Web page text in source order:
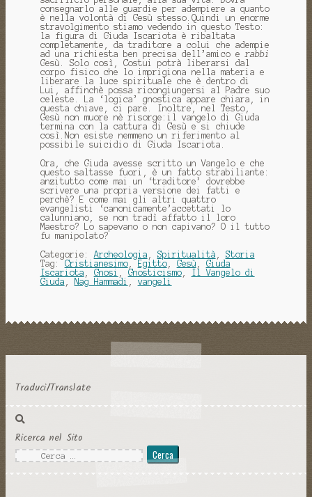
consegnarlo alle guardie per adempiere a quanto
è nella volontà di Gesù stesso.Quindi un enorme
stravolgimento stiamo vedendo in questo Testo:
la figura di Giuda Iscariota è ribaltata
completamente, da traditore a colui che adempie
ad una richiesta ben precisa dell’amico e rabbi
Gesù. Solo così, Costui potrà liberarsi dal
corpo fisico che lo imprigiona nella materia e
liberare la luce spirituale che è dentro di
Lui, affinchè possa ricongiungersi al Padre suo
celeste. La ‘logica’ gnostica appare chiara, in
questa chiave, ci pare. Inoltre, nel Testo,
Gesù non muore nè risorge:il vangelo di Giuda
termina con la cattura di Gesù e si chiude
così.Non esiste nemmeno un riferimento al
possibile suicidio di Giuda Iscariota.
Ora, che Giuda avesse scritto un Vangelo e che
questo saltasse fuori, è un fatto strabiliante:
anzitutto come mai un ‘traditore’ dovrebbe
scrivere una propria versione dei fatti e
perchè? E come mai gli altri quattro
evangelisti ‘canonicamente’accettati lo
calunniano, se non tradì affatto il loro
Maestro? Lo sapevano o non capivano? O il tutto
fu manipolato?
Categorie: Archeologia Spiritualità
Storia
Tag: Cristianesimo, Egitto, Gesù
Giuda
Iscariota
Gnosi Gnosticismo,
Il Vangelo di
Giuda
Nag Hammadi vangeli
Traduci/Translate
Ricerca nel Sito
Ricerca